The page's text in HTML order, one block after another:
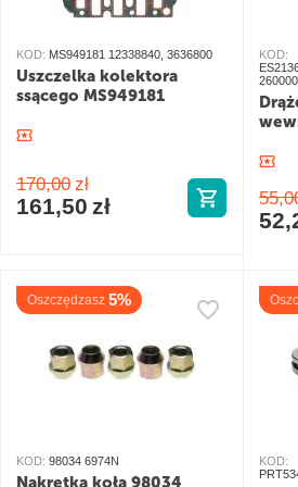
KOD: MS949181 12338840, 3636800
Uszczelka kolektora
ssącego MS949181
170,00 zł
161,50 zł
KOD:
Oszczędzasz 5%
KOD: 98034 6974N
Nakrętka koła 98034
KOD: